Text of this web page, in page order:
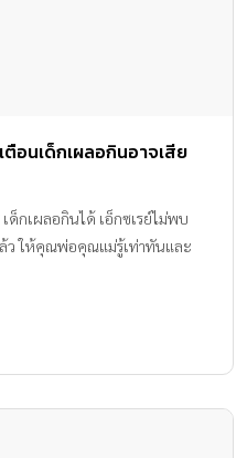
อนเด็กเผลอกินอาจเสีย
ด็กเผลอกินได้ เอ็กซเรย์ไม่พบ
ว ให้คุณพ่อคุณแม่รู้เท่าทันและ